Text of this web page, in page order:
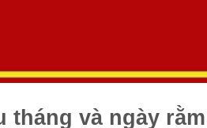
tháng và ngày